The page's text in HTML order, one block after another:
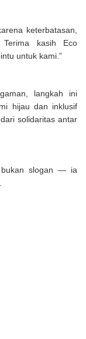
keterbatasan,
kasih Eco
untuk kami.”
langkah ini
hijau dan inklusif
solidaritas antar
bukan slogan — ia